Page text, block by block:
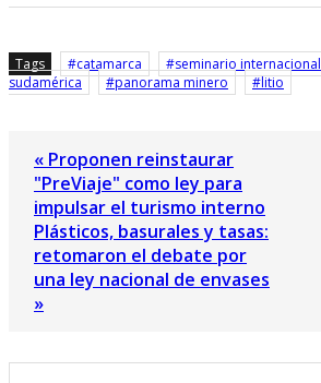
Tags catamarca seminario internacional
sudamérica
panorama minero litio
« Proponen reinstaurar
"PreViaje" como ley para
impulsar el turismo interno
Plásticos, basurales y tasas:
retomaron el debate por
una ley nacional de envases
»